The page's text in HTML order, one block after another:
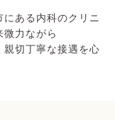
ある内科のクリニ
微力ながら
切丁寧な接遇を心